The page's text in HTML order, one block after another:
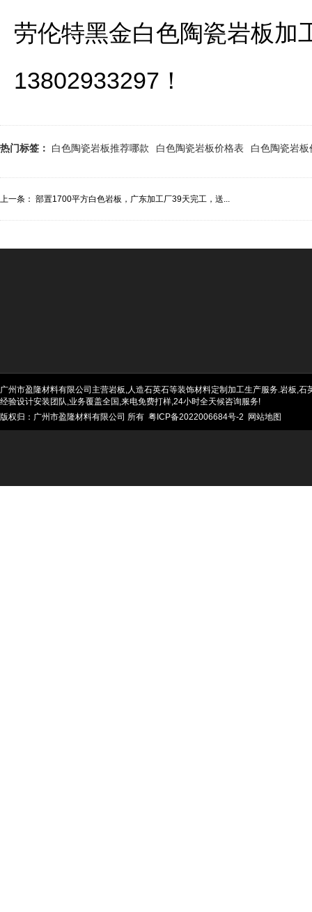
劳伦特黑金白色陶瓷岩板加
13802933297！
热门标签： 白色陶瓷岩板推荐哪款 白色陶瓷岩板价格表 白色陶瓷岩板
上一条： 部置1700平方白色岩板，广东加工厂39天完工，送...
广州市盈隆材料有限公司主营岩板,人造石英石等装饰材料定制加工生产服务.岩板,
经验设计安装团队,业务覆盖全国,来电免费打样,24小时全天候咨询服务!
版权归：广州市盈隆材料有限公司 所有 粤ICP备2022006684号-2 网站地图